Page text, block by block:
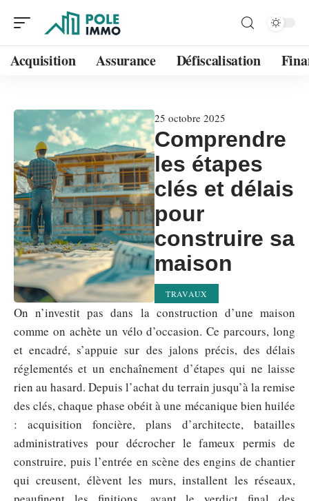
Acquisition Assurance Défiscalisation
25 octobre 2025
Comprendre
les étapes
clés et délais
pour
construire sa
maison
TRAVAUX
On n’investit pas dans la construction d’une maison
comme on achète un vélo d’occasion. Ce parcours, long
et encadré, s’appuie sur des jalons précis, des délais
réglementés et un enchaînement d’étapes qui ne laisse
rien au hasard. Depuis l’achat du terrain jusqu’à la remise
des clés, chaque phase obéit à une mécanique bien huilée
: acquisition foncière, plans d’architecte, batailles
administratives pour décrocher le fameux permis de
construire, puis l’entrée en scène des engins de chantier
qui creusent, élèvent les murs, installent les réseaux,